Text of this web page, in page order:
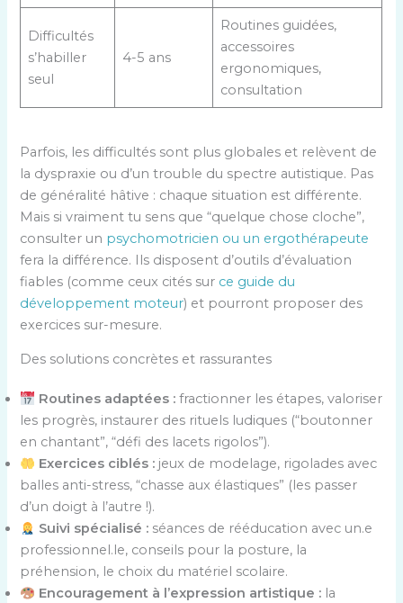
Difficultés
s’habiller
seul
4-5 ans
Routines guidées,
accessoires
ergonomiques,
consultation
Parfois, les difficultés sont plus globales et relèvent de
la dyspraxie ou d’un trouble du spectre autistique. Pas
de généralité hâtive : chaque situation est différente.
Mais si vraiment tu sens que “quelque chose cloche”,
consulter un psychomotricien ou un ergothérapeute
fera la différence. Ils disposent d’outils d’évaluation
fiables (comme ceux cités sur ce guide du
développement moteur) et pourront proposer des
exercices sur-mesure.
Des solutions concrètes et rassurantes
Routines adaptées : fractionner les étapes, valoriser
les progrès, instaurer des rituels ludiques (“boutonner
en chantant”, “défi des lacets rigolos”).
Exercices ciblés : jeux de modelage, rigolades avec
balles anti-stress, “chasse aux élastiques” (les passer
d’un doigt à l’autre !).
Suivi spécialisé : séances de rééducation avec un.e
professionnel.le, conseils pour la posture, la
préhension, le choix du matériel scolaire.
Encouragement à l’expression artistique : la